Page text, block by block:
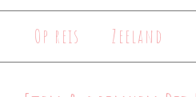
Op reis Zeeland